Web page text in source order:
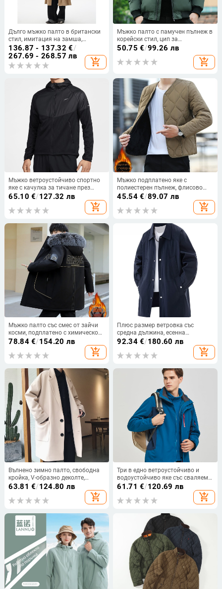
Дълго мъжко палто в британски
стил, имитация на замша,
двустранно носене, до коляното,
ретро каре шарка, двойно
закопчаване
136.87 - 137.32 €/
267.69 - 268.57 лв
add_shopping_cart
Мъжко палто с памучен пълнеж в
корейски стил, цип за
закопчаване, стояща яка, дебел
50.75 €/99.26 лв
add_shopping_cart
Мъжко ветроустойчиво спортно
яке с качулка за тичане през
пролетта и есента
65.10 €/127.32 лв
add_shopping_cart
Мъжко подплатено яке с
полиестерен пълнеж, флисово
вътрешно обличане, топло зимно
яке, близък силует, плюс размер
45.54€/89.07 лв
add_shopping_cart
Мъжко палто със смес от зайчи
косми, подплатено с химическо
влакно, стойкова яка, цип и
78.84€/154.20 лв
add_shopping_cart
Плюс размер ветровка със
средна дължина, есенна
ежедневна свободна кройка за
92.34€/180.60 лв
add_shopping_cart
Вълнено зимно палто, свободна
кройка, V-образно деколте,
еднобортно закопчаване.
63.81 €/124.80 лв
add_shopping_cart
Три в едно ветроустойчиво и
водоустойчиво яке със сваляема
подплата, качулка и стойкова
яка за зимни условия на открито
61.71 €/120.69 лв
add_shopping_cart